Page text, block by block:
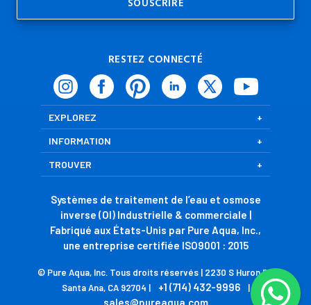
RESTEZ CONNECTÉ
EXPLOREZ
INFORMATION
TROUVER
Systèmes de traitement de l’eau et osmose
inverse (OI) Industrielle & commerciale |
Fabriqué aux États-Unis par Pure Aqua, Inc.,
une entreprise certifiée ISO9001 : 2015
© Pure Aqua, Inc. Tous droits réservés | 2230 S Huron Dr,
Santa Ana, CA 92704 |
+1 (714) 432-9996 |
sales@pureaqua.com